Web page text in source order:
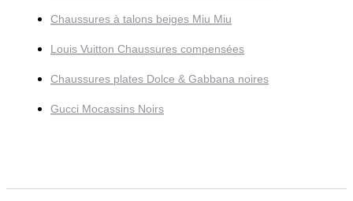
Chaussures à talons beiges Miu Miu
Louis Vuitton Chaussures compensées
Chaussures plates Dolce & Gabbana noires
Gucci Mocassins Noirs